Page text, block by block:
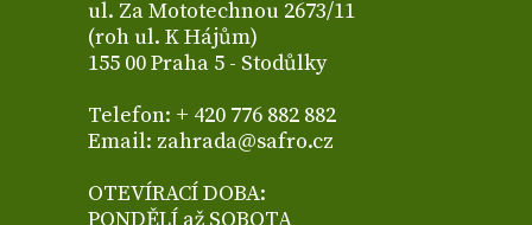
ul. Za Mototechnou 2673/11
(roh ul. K Hájům)
155 00 Praha 5 - Stodůlky
Telefon: + 420 776 882 882
Email: zahrada@safro.cz
OTEVÍRACÍ DOBA: